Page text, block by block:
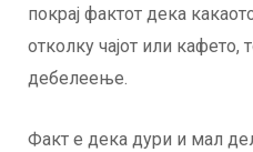
покрај фактот дека
отколку чајот или кафето,
дебелеење.
Факт е дека дури и мал